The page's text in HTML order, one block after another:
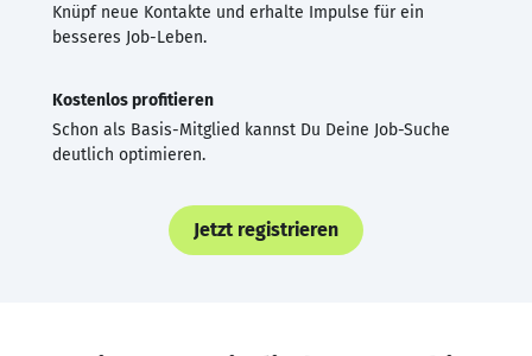
Knüpf neue Kontakte und erhalte Impulse für ein
besseres Job-Leben.
Kostenlos profitieren
Schon als Basis-Mitglied kannst Du Deine Job-Suche
deutlich optimieren.
Jetzt registrieren